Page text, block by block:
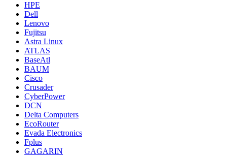
HPE
Dell
Lenovo
Fujitsu
Astra Linux
ATLAS
BaseAtl
BAUM
Cisco
Crusader
CyberPower
DCN
Delta Computers
EcoRouter
Evada Electronics
Fplus
GAGARIN